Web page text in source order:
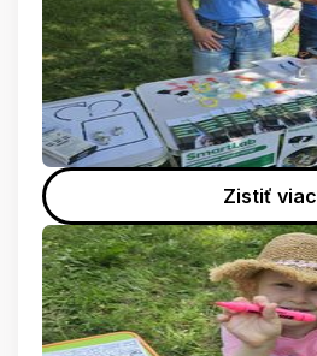
Zistiť viac